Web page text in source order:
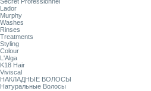
Lador
Murphy
Washes
Rinses
Treatments
Styling
Colour
L'Alga
K18 Hair
Viviscal
НАКЛАДНЫЕ ВОЛОСЫ
Натуральные Волосы